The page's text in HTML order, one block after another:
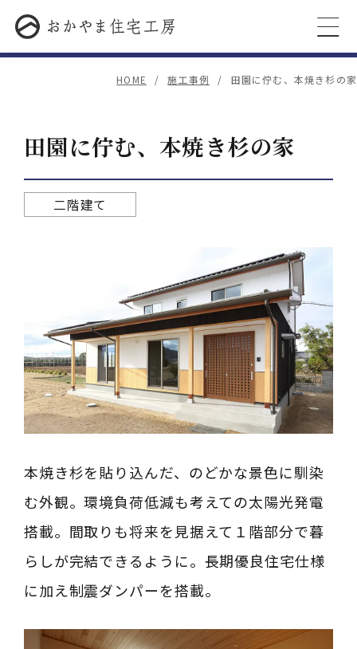
HOME 施工事例 田園に佇む、本焼き杉の家
田園に佇む、本焼き杉の家
二階建て
本焼き杉を貼り込んだ、のどかな景色に馴染
む外観。環境負荷低減も考えての太陽光発電
搭載。間取りも将来を見据えて１階部分で暮
らしが完結できるように。長期優良住宅仕様
に加え制震ダンパーを搭載。